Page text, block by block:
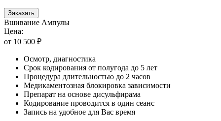
Заказать
Вшивание Ампулы
Цена:
от 10 500 ₽
Осмотр, диагностика
Срок кодирования от полугода до 5 лет
Процедура длительностью до 2 часов
Медикаментозная блокировка зависимости
Препарат на основе дисульфирама
Кодирование проводится в один сеанс
Запись на удобное для Вас время